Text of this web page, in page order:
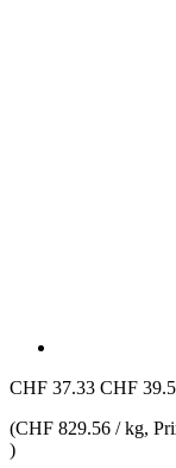
CHF 37.33 CHF
(CHF 829.56 / kg,
)